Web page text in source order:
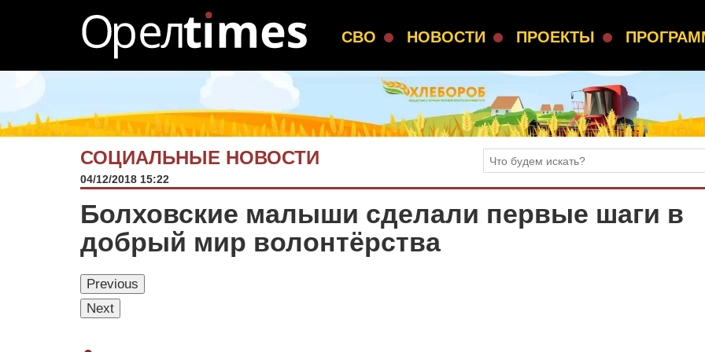
СВО НОВОСТИ ПРОЕКТЫ
СОЦИАЛЬНЫЕ НОВОСТИ
04/12/2018 15:22
Болховские малыши сделали первые шаги в
добрый мир волонтёрства
Previous
Next